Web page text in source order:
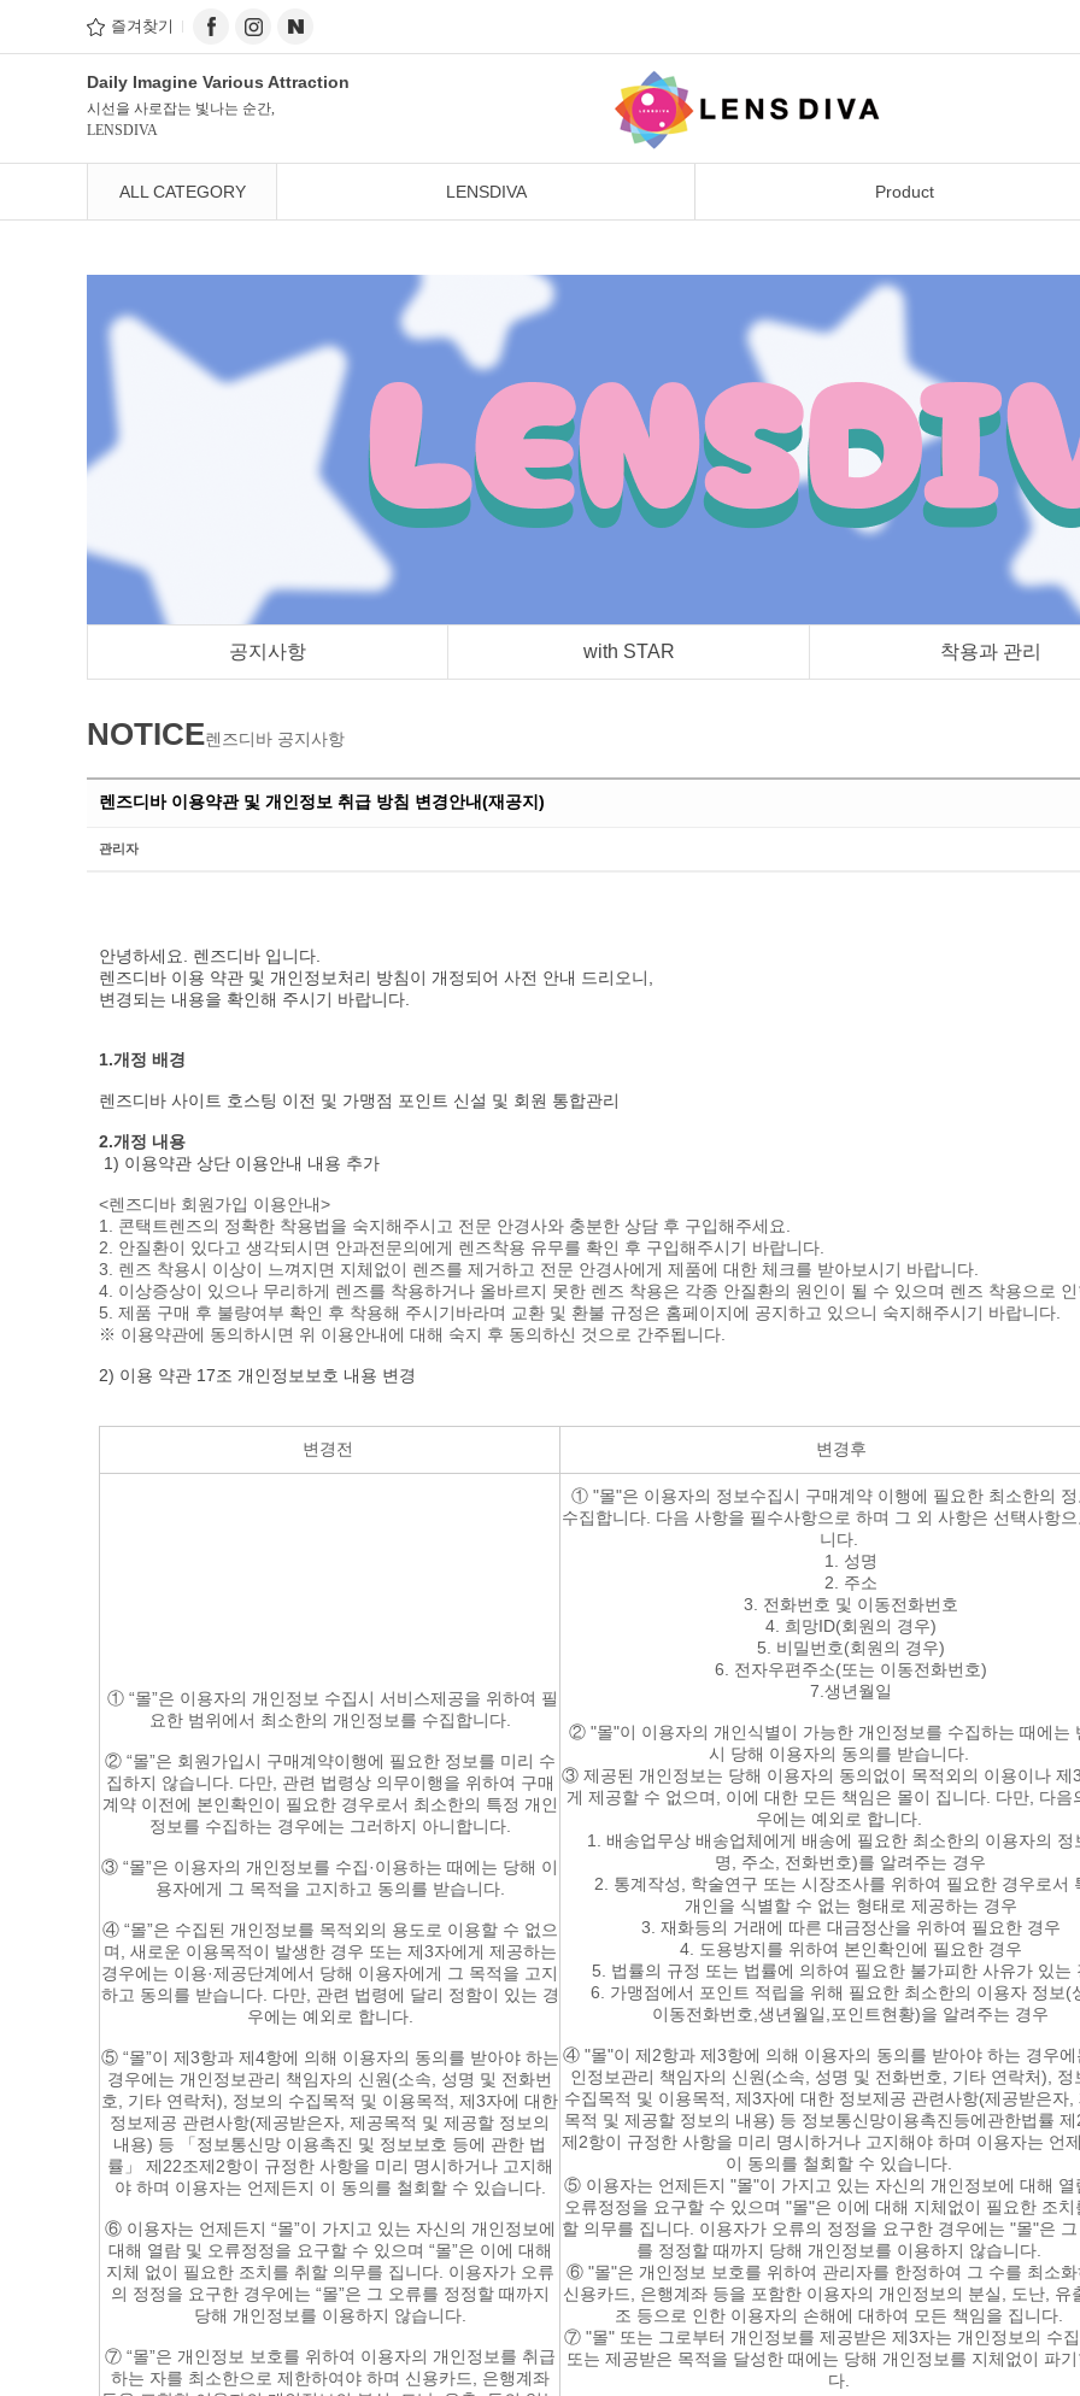
즐겨찾기
Daily Imagine Various Attraction
시선을 사로잡는 빛나는 순간,
LENSDIVA
LENSDIVA Product
ALL CATEGORY
공지사항 with STAR 착용과 관리
NOTICE렌즈디바 공지사항
렌즈디바 이용약관 및 개인정보 취급 방침 변경안내(재공지)
관리자
안녕하세요. 렌즈디바 입니다.
렌즈디바 이용 약관 및 개인정보처리 방침이 개정되어 사전 안내 드리오니,
변경되는 내용을 확인해 주시기 바랍니다.
1.개정 배경
렌즈디바 사이트 호스팅 이전 및 가맹점 포인트 신설 및 회원 통합관리
2.개정 내용
1) 이용약관 상단 이용안내 내용 추가
<렌즈디바 회원가입 이용안내>
1. 콘택트렌즈의 정확한 착용법을 숙지해주시고 전문 안경사와 충분한 상담 후 구입해주세요.
2. 안질환이 있다고 생각되시면 안과전문의에게 렌즈착용 유무를 확인 후 구입해주시기 바랍니다.
3. 렌즈 착용시 이상이 느껴지면 지체없이 렌즈를 제거하고 전문 안경사에게 제품에 대한 체크를 받아보시기 바랍니다.
4. 이상증상이 있으나 무리하게 렌즈를 착용하거나 올바르지 못한 렌즈 착용은 각종 안질환의 원인이 될 수 있으며 렌즈 착용으로
5. 제품 구매 후 불량여부 확인 후 착용해 주시기바라며 교환 및 환불 규정은 홈페이지에 공지하고 있으니 숙지해주시기 바랍니다.
※ 이용약관에 동의하시면 위 이용안내에 대해 숙지 후 동의하신 것으로 간주됩니다.
2) 이용 약관 17조 개인정보보호 내용 변경
변경전 변경후
① “몰”은 이용자의 개인정보 수집시 서비스제공을 위하여 필
요한 범위에서 최소한의 개인정보를 수집합니다.
② “몰”은 회원가입시 구매계약이행에 필요한 정보를 미리 수
집하지 않습니다. 다만, 관련 법령상 의무이행을 위하여 구매
계약 이전에 본인확인이 필요한 경우로서 최소한의 특정 개인
정보를 수집하는 경우에는 그러하지 아니합니다.
③ “몰”은 이용자의 개인정보를 수집·이용하는 때에는 당해 이
용자에게 그 목적을 고지하고 동의를 받습니다.
④ “몰”은 수집된 개인정보를 목적외의 용도로 이용할 수 없으
며, 새로운 이용목적이 발생한 경우 또는 제3자에게 제공하는
경우에는 이용·제공단계에서 당해 이용자에게 그 목적을 고지
하고 동의를 받습니다. 다만, 관련 법령에 달리 정함이 있는 경
우에는 예외로 합니다.
⑤ “몰”이 제3항과 제4항에 의해 이용자의 동의를 받아야 하는
경우에는 개인정보관리 책임자의 신원(소속, 성명 및 전화번
호, 기타 연락처), 정보의 수집목적 및 이용목적, 제3자에 대한
정보제공 관련사항(제공받은자, 제공목적 및 제공할 정보의
내용) 등 「정보통신망 이용촉진 및 정보보호 등에 관한 법
률」 제22조제2항이 규정한 사항을 미리 명시하거나 고지해
야 하며 이용자는 언제든지 이 동의를 철회할 수 있습니다.
⑥ 이용자는 언제든지 “몰”이 가지고 있는 자신의 개인정보에
대해 열람 및 오류정정을 요구할 수 있으며 “몰”은 이에 대해
지체 없이 필요한 조치를 취할 의무를 집니다. 이용자가 오류
의 정정을 요구한 경우에는 “몰”은 그 오류를 정정할 때까지
당해 개인정보를 이용하지 않습니다.
⑦ “몰”은 개인정보 보호를 위하여 이용자의 개인정보를 취급
하는 자를 최소한으로 제한하여야 하며 신용카드, 은행계좌
① "몰"은 이용자의 정보수집시 구매계약 이행에 필요한 최소한의 정
수집합니다. 다음 사항을 필수사항으로 하며 그 외 사항은 선택사항
니다.
1. 성명
2. 주소
3. 전화번호 및 이동전화번호
4. 희망ID(회원의 경우)
5. 비밀번호(회원의 경우)
6. 전자우편주소(또는 이동전화번호)
7.생년월일
② "몰"이 이용자의 개인식별이 가능한 개인정보를 수집하는 때에는
시 당해 이용자의 동의를 받습니다.
③ 제공된 개인정보는 당해 이용자의 동의없이 목적외의 이용이나 제
게 제공할 수 없으며, 이에 대한 모든 책임은 몰이 집니다. 다만, 다음
우에는 예외로 합니다.
1. 배송업무상 배송업체에게 배송에 필요한 최소한의 이용자의 정
명, 주소, 전화번호)를 알려주는 경우
2. 통계작성, 학술연구 또는 시장조사를 위하여 필요한 경우로서
개인을 식별할 수 없는 형태로 제공하는 경우
3. 재화등의 거래에 따른 대금정산을 위하여 필요한 경우
4. 도용방지를 위하여 본인확인에 필요한 경우
5. 법률의 규정 또는 법률에 의하여 필요한 불가피한 사유가 있는
6. 가맹점에서 포인트 적립을 위해 필요한 최소한의 이용자 정보(
이동전화번호,생년월일,포인트현황)을 알려주는 경우
④ "몰"이 제2항과 제3항에 의해 이용자의 동의를 받아야 하는 경우에
인정보관리 책임자의 신원(소속, 성명 및 전화번호, 기타 연락처), 정
수집목적 및 이용목적, 제3자에 대한 정보제공 관련사항(제공받은자,
목적 및 제공할 정보의 내용) 등 정보통신망이용촉진등에관한법률 제
제2항이 규정한 사항을 미리 명시하거나 고지해야 하며 이용자는 언
이 동의를 철회할 수 있습니다.
⑤ 이용자는 언제든지 "몰"이 가지고 있는 자신의 개인정보에 대해 열
오류정정을 요구할 수 있으며 "몰"은 이에 대해 지체없이 필요한 조치
할 의무를 집니다. 이용자가 오류의 정정을 요구한 경우에는 "몰"은
를 정정할 때까지 당해 개인정보를 이용하지 않습니다.
⑥ "몰"은 개인정보 보호를 위하여 관리자를 한정하여 그 수를 최소화
신용카드, 은행계좌 등을 포함한 이용자의 개인정보의 분실, 도난, 유
조 등으로 인한 이용자의 손해에 대하여 모든 책임을 집니다.
⑦ "몰" 또는 그로부터 개인정보를 제공받은 제3자는 개인정보의 수
또는 제공받은 목적을 달성한 때에는 당해 개인정보를 지체없이 파기
다.